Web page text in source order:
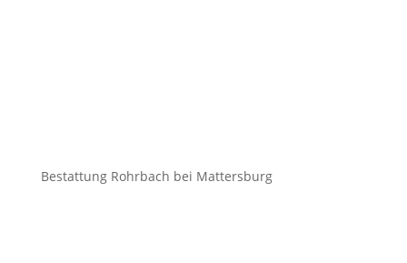
Bestattung Rohrbach bei Mattersburg